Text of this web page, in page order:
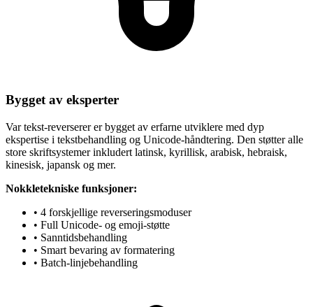
Bygget av eksperter
Var tekst-reverserer er bygget av erfarne utviklere med dyp
ekspertise i tekstbehandling og Unicode-håndtering. Den støtter alle
store skriftsystemer inkludert latinsk, kyrillisk, arabisk, hebraisk,
kinesisk, japansk og mer.
Nokkletekniske funksjoner:
• 4 forskjellige reverseringsmoduser
• Full Unicode- og emoji-støtte
• Sanntidsbehandling
• Smart bevaring av formatering
• Batch-linjebehandling